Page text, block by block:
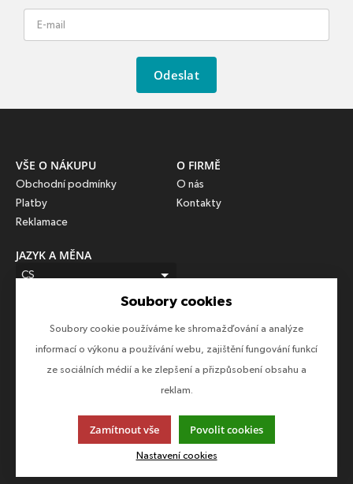
Odeslat
VŠE O NÁKUPU
Obchodní podmínky
Platby
Reklamace
O FIRMĚ
O nás
Kontakty
JAZYK A MĚNA
CS
Soubory cookies
Soubory cookie používáme ke shromažďování a analýze
informací o výkonu a používání webu, zajištění fungování funkcí
ze sociálních médií a ke zlepšení a přizpůsobení obsahu a
reklam.
Zamítnout vše Povolit cookies
Nastavení cookies